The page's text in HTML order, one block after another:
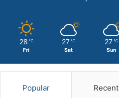
28 ℃
Fri
27 ℃
Sat
27 ℃
Sun
Popular Recent